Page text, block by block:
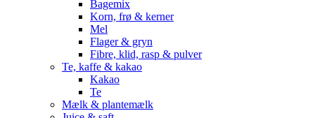
Bagemix
Korn, frø & kerner
Mel
Flager & gryn
Fibre, klid, rasp & pulver
Te, kaffe & kakao
Kakao
Te
Mælk & plantemælk